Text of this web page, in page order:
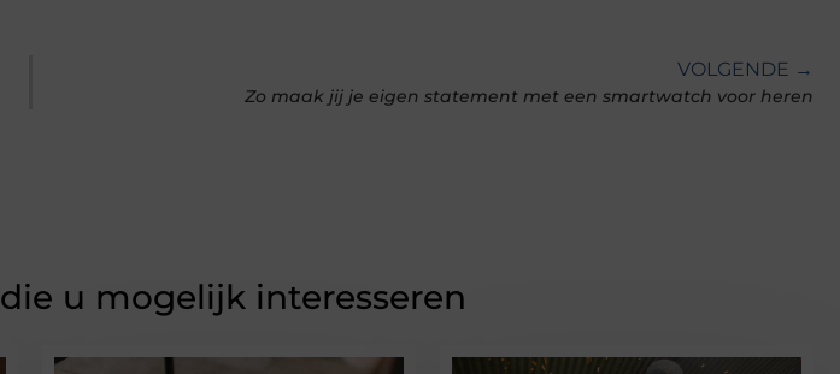
VOLGENDE →
Zo maak jij je eigen statement met een smartwatch voor heren
die u mogelijk interesseren